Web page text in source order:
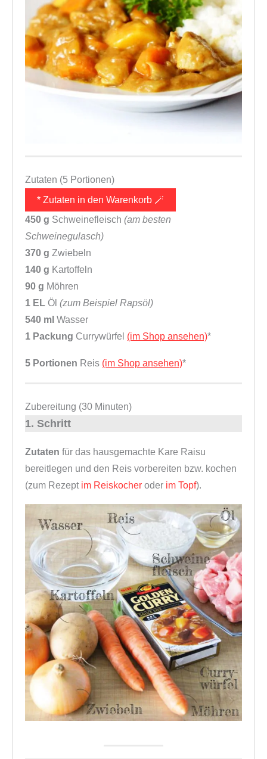
Zutaten (5 Portionen)
* Zutaten in den Warenkorb 🪄
450 g Schweinefleisch (am besten
Schweinegulasch)
370 g Zwiebeln
140 g Kartoffeln
90 g Möhren
1 EL Öl (zum Beispiel Rapsöl)
540 ml Wasser
1 Packung Currywürfel (im Shop ansehen)*
5 Portionen Reis (im Shop ansehen)*
Zubereitung (30 Minuten)
1. Schritt
Zutaten für das hausgemachte Kare Raisu
bereitlegen und den Reis vorbereiten bzw. kochen
(zum Rezept im Reiskocher oder im Topf).